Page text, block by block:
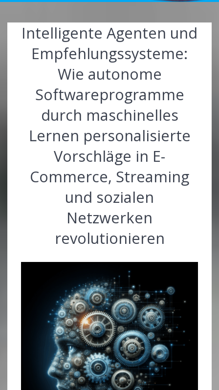
Intelligente Agenten und
Empfehlungssysteme:
Wie autonome
Softwareprogramme
durch maschinelles
Lernen personalisierte
Vorschläge in E-
Commerce, Streaming
und sozialen
Netzwerken
revolutionieren